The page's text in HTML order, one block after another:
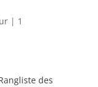
| 1
des